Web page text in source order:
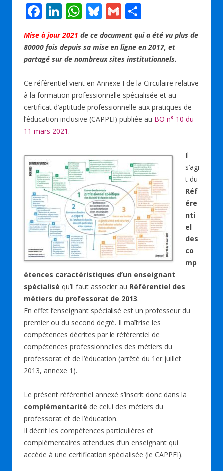
F
ac
e
b
o
o
k
Li
n
k
e
dI
n
W
h
at
s
A
p
p
Bl
u
e
sk
G
m
ai
l
ar
ta
g
er
Mise à jour 2021 de ce document qui a été vu plus de
80000 fois depuis sa mise en ligne en 2017, et
partagé sur de nombreux sites institutionnels.
Ce référentiel vient en Annexe I de la Circulaire relative
à la formation professionnelle spécialisée et au
certificat d’aptitude professionnelle aux pratiques de
l’éducation inclusive (CAPPEI) publiée au BO n° 10 du
11 mars 2021 .
Il
s’agi
t du
Réf
ére
nti
el
des
co
mp
étences caractéristiques d’un enseignant
spécialisé qu’il faut associer au Référentiel des
métiers du professorat de 2013.
En effet l’enseignant spécialisé est un professeur du
premier ou du second degré. Il maîtrise les
compétences décrites par le référentiel de
compétences professionnelles des métiers du
professorat et de l’éducation (arrêté du 1er juillet
2013, annexe 1).
Le présent référentiel annexé s’inscrit donc dans la
complémentarité de celui des métiers du
professorat et de l’éducation.
Il décrit les compétences particulières et
complémentaires attendues d’un enseignant qui
accède à une certification spécialisée (le CAPPEI).